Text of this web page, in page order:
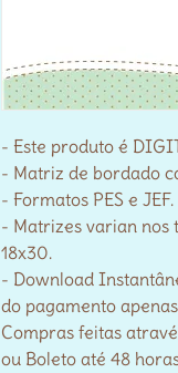
- Este produto é
- Matriz de bordado
- Formatos PES e JEF.
- Matrizes varian nos
18x30.
- Download
do pagamento
Compras feitas
ou Boleto até 48